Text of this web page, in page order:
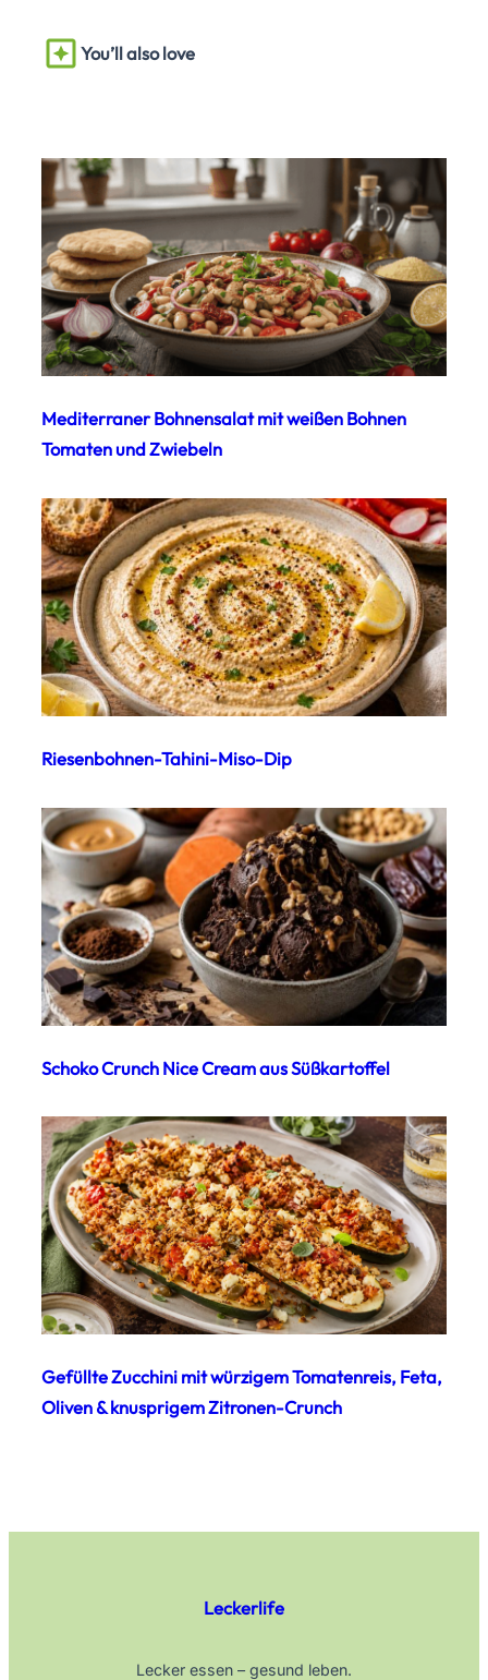
You’ll also love
Mediterraner Bohnensalat mit weißen Bohnen
Tomaten und Zwiebeln
Riesenbohnen-Tahini-Miso-Dip
Schoko Crunch Nice Cream aus Süßkartoffel
Gefüllte Zucchini mit würzigem Tomatenreis, Feta,
Oliven & knusprigem Zitronen-Crunch
Leckerlife
Lecker essen – gesund leben.